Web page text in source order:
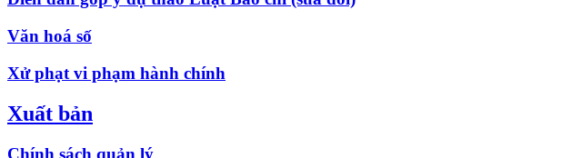
Văn hoá số
Xử phạt vi phạm hành chính
Xuất bản
Chính sách quản lý